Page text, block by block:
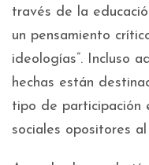
través de la
un pensamiento
ideologías”. Incluso
hechas están
tipo de participación
sociales opositores al